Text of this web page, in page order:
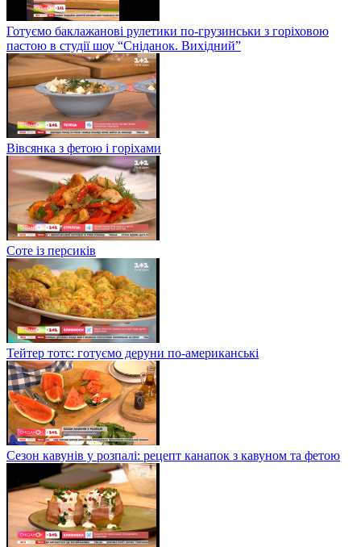
Готуємо баклажанові рулетики по-грузинськи з горіховою
пастою в студії шоу “Сніданок. Вихідний”
Вівсянка з фетою і горіхами
Соте із персиків
Тейтер тотс: готуємо деруни по-американські
Сезон кавунів у розпалі: рецепт канапок з кавуном та фетою